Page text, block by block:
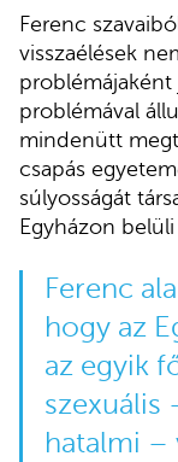
Ferenc
visszaélések
problémájaként
problémával
mindenütt
csapás
súlyosságát
Egyházon
Ferenc
hogy az
az egyik
szexuális
hatalmi –